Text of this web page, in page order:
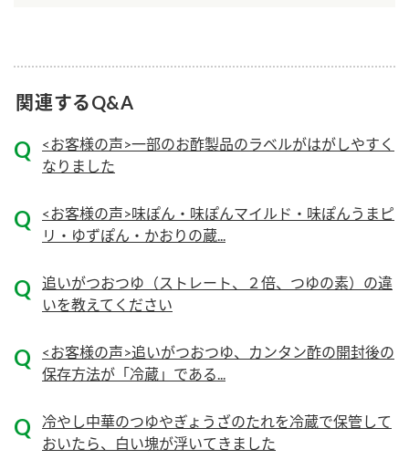
PIN印
三ツ判山吹
千夜
お酢を知ろう！
すしラボ
ぽん酢サワー
納豆の豆知識
ミツカンのCM
人気商品 ＋ おすすめレシピ
MIM（ミツカンミュージアム）
各部門が大切にしていること
おいしさと健康への取り組み
キッザニア東京「ぽん酢工房」
お客様の声をいかしました
販売終了製品のご案内
よくあるご質問
お問い合わせ
ミツカン公式通販
関連するQ&A
<お客様の声>一部のお酢製品のラベルがはがしやすく
なりました
<お客様の声>味ぽん・味ぽんマイルド・味ぽんうまピ
リ・ゆずぽん・かおりの蔵...
追いがつおつゆ（ストレート、２倍、つゆの素）の違
いを教えてください
<お客様の声>追いがつおつゆ、カンタン酢の開封後の
保存方法が「冷蔵」である...
冷やし中華のつゆやぎょうざのたれを冷蔵で保管して
おいたら、白い塊が浮いてきました